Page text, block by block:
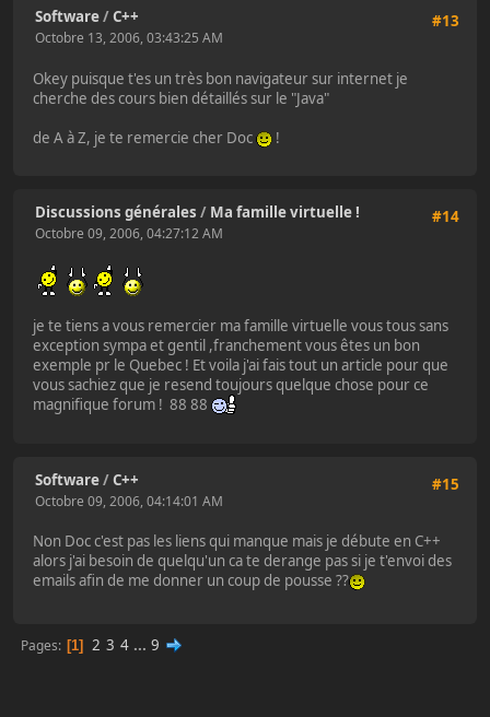
#13
Software/C++
Octobre 13, 2006, 03:43:25 AM
Okey puisque t'es un très bon navigateur sur internet je
cherche des cours bien détaillés sur le "Java"
de A à Z, je te remercie cher Doc
!
#14
Discussions générales / Ma famille virtuelle !
Octobre 09, 2006, 04:27:12 AM
je te tiens a vous remercier ma famille virtuelle vous tous sans
exception sympa et gentil ,franchement vous êtes un bon
exemple pr le Quebec ! Et voila j'ai fais tout un article pour que
vous sachiez que je resend toujours quelque chose pour ce
magnifique forum ! 88 88
#15
Software/C++
Octobre 09, 2006, 04:14:01 AM
Non Doc c'est pas les liens qui manque mais je débute en C++
alors j'ai besoin de quelqu'un ca te derange pas si je t'envoi des
emails afin de me donner un coup de pousse ??
Pages 1 2 3 4 ... 9